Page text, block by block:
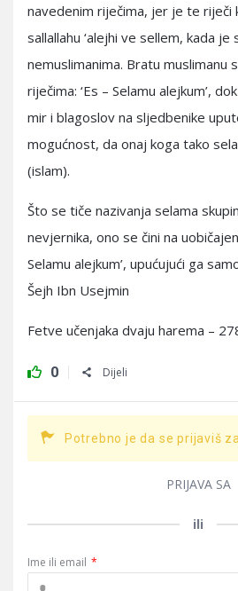
navedenim riječima, jer je te riječi
sallallahu ‘alejhi ve sellem, kada je
nemuslimanima. Bratu muslimanu
riječima: ‘Es – Selamu alejkum’,
mir i blagoslov na sljedbenike
mogućnost, da onaj koga tako
(islam).
Što se tiče nazivanja selama
nevjernika, ono se čini na
Selamu alejkum’, upućujući ga
Šejh Ibn Usejmin
Fetve učenjaka dvaju harema –
0 Dijeli
Potrebno je da se prijaviš
PRIJAVA SA
ili
Ime ili email *